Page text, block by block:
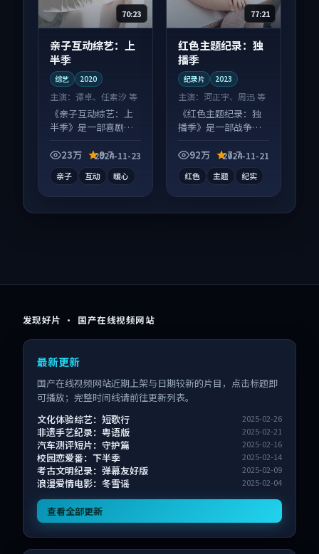
70:23
亲子互动综艺：上
半季
综艺 2020
主演： 谭卓、任素汐 等
《亲子互动综艺：上
半季》是一部喜剧向
信息量大，适合沉浸
23万 9.7
2024-11-23
亲子 互动 暖心
77:21
红色主题纪录：独
播季
纪录片 2023
主演： 河正宇、周迅 等
《红色主题纪录：独
播季》是一部战争向
屏端观看，细节更丰
92万 7.7
2024-11-21
红色 主题 纪实
发现好片 · 国产在线视频网站
最新更新
国产在线视频网站近期上架与日期较新的片目，点击标题即
可播放；完整时间线请前往更新列表。
文化体验综艺：短歌行
2025-02-26
非遗手艺纪录：粤语版 2025-02-21
汽车测评短片：守护篇 2025-02-16
校园恋爱番：下半季 2025-02-14
考古文明纪录：弹幕友好版 2025-02-09
浪漫爱情电影：冬雪谣 2025-02-04
查看全部更新